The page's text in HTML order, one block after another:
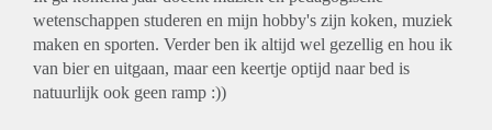
wetenschappen studeren en mijn hobby's zijn koken, muziek
maken en sporten. Verder ben ik altijd wel gezellig en hou ik
van bier en uitgaan, maar een keertje optijd naar bed is
natuurlijk ook geen ramp :))